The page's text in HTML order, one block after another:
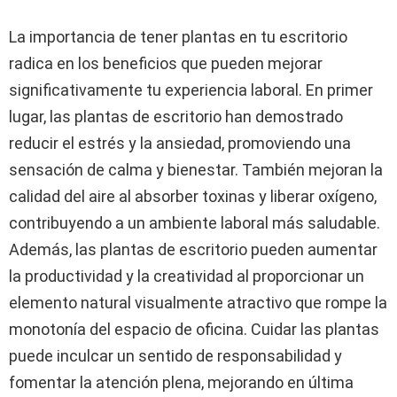
La importancia de tener plantas en tu escritorio
radica en los beneficios que pueden mejorar
significativamente tu experiencia laboral. En primer
lugar, las plantas de escritorio han demostrado
reducir el estrés y la ansiedad, promoviendo una
sensación de calma y bienestar. También mejoran la
calidad del aire al absorber toxinas y liberar oxígeno,
contribuyendo a un ambiente laboral más saludable.
Además, las plantas de escritorio pueden aumentar
la productividad y la creatividad al proporcionar un
elemento natural visualmente atractivo que rompe la
monotonía del espacio de oficina. Cuidar las plantas
puede inculcar un sentido de responsabilidad y
fomentar la atención plena, mejorando en última